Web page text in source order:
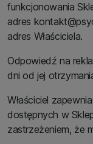
funkcjonowania
adres
adres Właściciela.
Odpowiedź na
dni od jej
Właściciel
dostępnych w
zastrzeżeniem, że